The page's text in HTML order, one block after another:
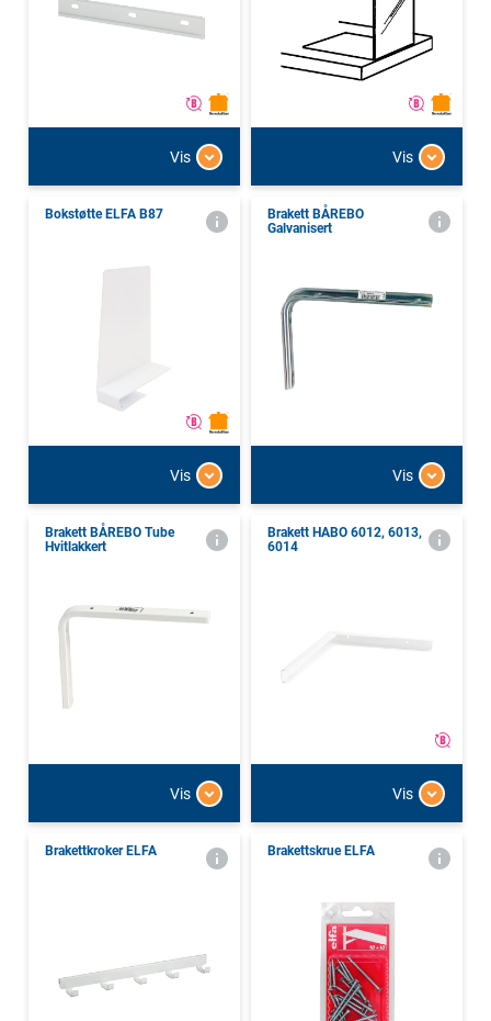
Vis Vis
Bokstøtte ELFA B87
Vis
Brakett BÅREBO
Galvanisert
Vis
Brakett BÅREBO Tube
Hvitlakkert
Vis
Brakett HABO 6012, 6013,
6014
Vis
Brakettkroker ELFA Brakettskrue ELFA